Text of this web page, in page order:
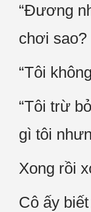
“Đương
chơi sao?
“Tôi
“Tôi trừ
gì tôi
Xong rồi
Cô ấy